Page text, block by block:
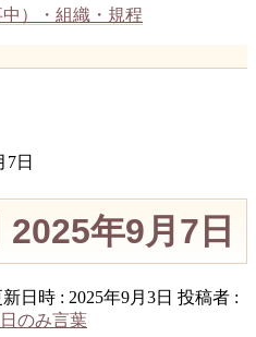
）・組織・規程
7日
年9月7日
日時 : 2025年9月3日 投稿者 :
のみ言葉